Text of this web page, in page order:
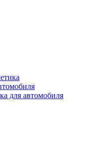
для автомобиля